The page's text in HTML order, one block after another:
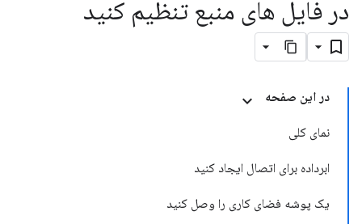
در فایل های منبع تنظیم کنید
در این صفحه
نمای کلی
ابرداده برای اتصال ایجاد کنید
یک پوشه فضای کاری را وصل کنید